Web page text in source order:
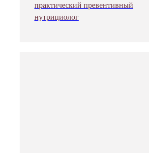
практический превентивный
нутрициолог